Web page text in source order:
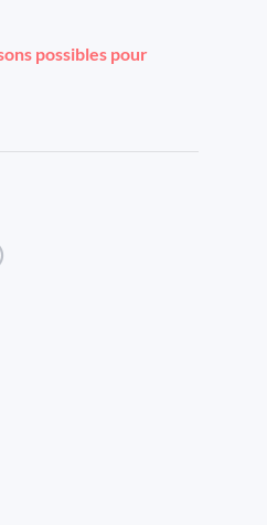
possibles pour